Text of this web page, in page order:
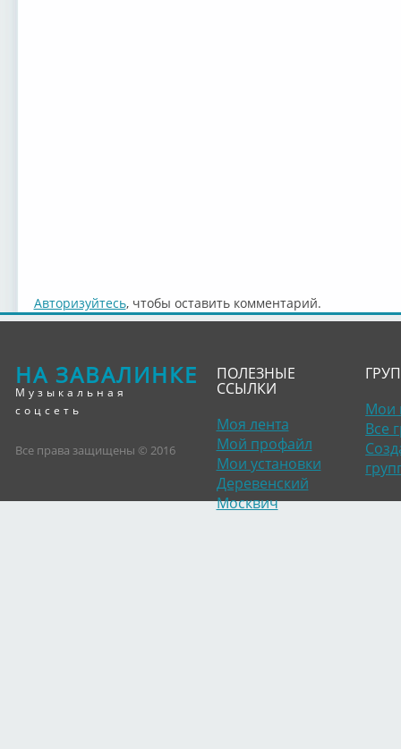
Авторизуйтесь, чтобы оставить комментарий.
НА ЗАВАЛИНКЕ
Музыкальная
соцсеть
Все права защищены © 2016
ПОЛЕЗНЫЕ
ССЫЛКИ
Моя лента
Мой профайл
Мои установки
Деревенский
Москвич
Мои
Все